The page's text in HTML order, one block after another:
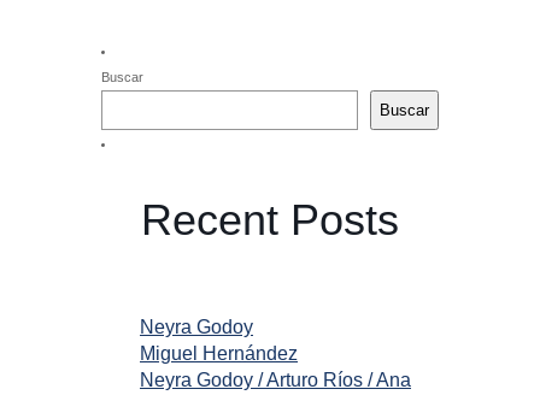
Buscar
Buscar
Recent Posts
Neyra Godoy
Miguel Hernández
Neyra Godoy / Arturo Ríos / Ana